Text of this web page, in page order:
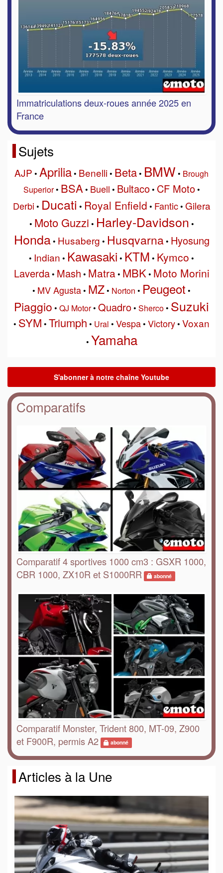
Immatriculations deux-roues année 2025 en
France
Sujets
AJP • Aprilia• Benelli• Beta• BMW • Brough
Superior• BSA• Buell • Bultaco• CF Moto•
Derbi • Ducati • Royal Enfield • Fantic• Gilera
• Moto Guzzi • Harley-Davidson •
Honda• Husaberg • Husqvarna• Hyosung
• Indian • Kawasaki • KTM • Kymco •
Laverda• Mash • Matra• MBK• Moto Morini
• MV Agusta• MZ• Norton • Peugeot •
Piaggio • QJ Motor• Quadro• Sherco• Suzuki
• SYM • Triumph • Ural • Vespa• Victory• Voxan
• Yamaha
Comparatifs
Comparatif 4 sportives 1000 cm3 : GSXR 1000,
CBR 1000, ZX10R et S1000RR
abonné
Comparatif Monster, Trident 800, MT-09, Z900
et F900R, permis A2
abonné
Articles à la Une